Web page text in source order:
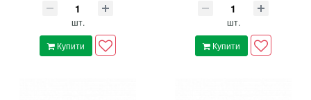
шт.
Купити
шт.
Купити